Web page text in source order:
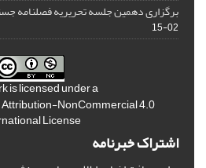
برگزاری دهمین جلسه تحریریه فصلنامه
02-15
is licensed under a
NonCommercial 4.0
License
اشتراک خبرنامه